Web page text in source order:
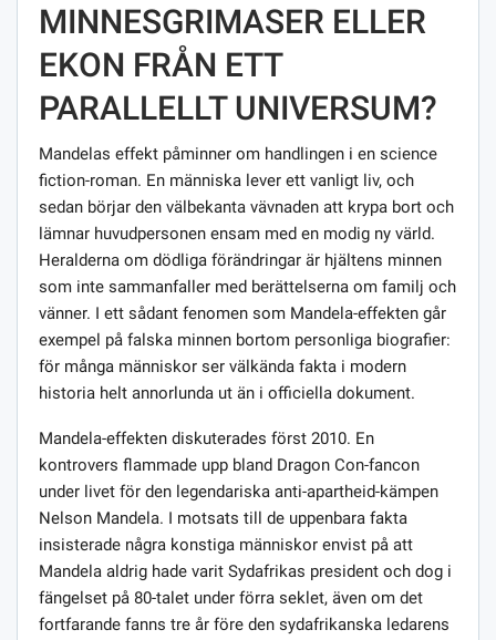
MINNESGRIMASER ELLER
EKON FRÅN ETT
PARALLELLT UNIVERSUM?
Mandelas effekt påminner om handlingen i en science
fiction-roman. En människa lever ett vanligt liv, och
sedan börjar den välbekanta vävnaden att krypa bort och
lämnar huvudpersonen ensam med en modig ny värld.
Heralderna om dödliga förändringar är hjältens minnen
som inte sammanfaller med berättelserna om familj och
vänner. I ett sådant fenomen som Mandela-effekten går
exempel på falska minnen bortom personliga biografier:
för många människor ser välkända fakta i modern
historia helt annorlunda ut än i officiella dokument.
Mandela-effekten diskuterades först 2010. En
kontrovers flammade upp bland Dragon Con-fancon
under livet för den legendariska anti-apartheid-kämpen
Nelson Mandela. I motsats till de uppenbara fakta
insisterade några konstiga människor envist på att
Mandela aldrig hade varit Sydafrikas president och dog i
fängelset på 80-talet under förra seklet, även om det
fortfarande fanns tre år före den sydafrikanska ledarens